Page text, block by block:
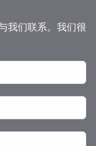
我们联系。我们很